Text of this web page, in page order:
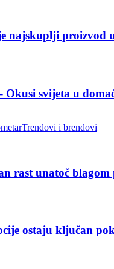
najskuplji proizvod
svijeta u
Trendovi i brendovi
rast unatoč
ostaju ključan